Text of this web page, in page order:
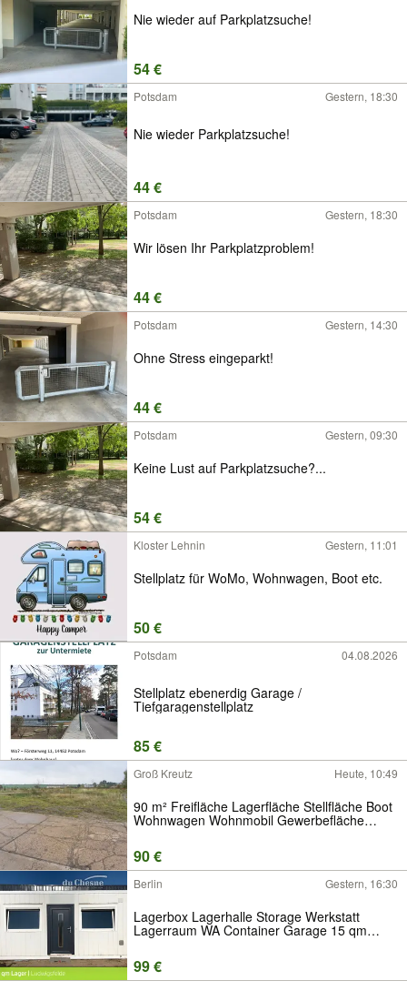
Nie wieder auf Parkplatzsuche!
54 €
Potsdam Gestern, 18:30
Nie wieder Parkplatzsuche!
44 €
Potsdam Gestern, 18:30
Wir lösen Ihr Parkplatzproblem!
44 €
Potsdam Gestern, 14:30
Ohne Stress eingeparkt!
44 €
Potsdam Gestern, 09:30
Keine Lust auf Parkplatzsuche?...
54 €
Kloster Lehnin Gestern, 11:01
Stellplatz für WoMo, Wohnwagen, Boot etc.
50 €
Potsdam 04.08.2026
Stellplatz ebenerdig Garage /
Tiefgaragenstellplatz
85 €
Groß Kreutz Heute, 10:49
90 m² Freifläche Lagerfläche Stellfläche Boot
Wohnwagen Wohnmobil Gewerbefläche
Umschlagplatz Lager mieten Mietlager
90 €
Berlin Gestern, 16:30
Lagerbox Lagerhalle Storage Werkstatt
Lagerraum WA Container Garage 15 qm
01721444445
99 €